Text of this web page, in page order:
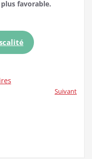
favorable.
Suivant